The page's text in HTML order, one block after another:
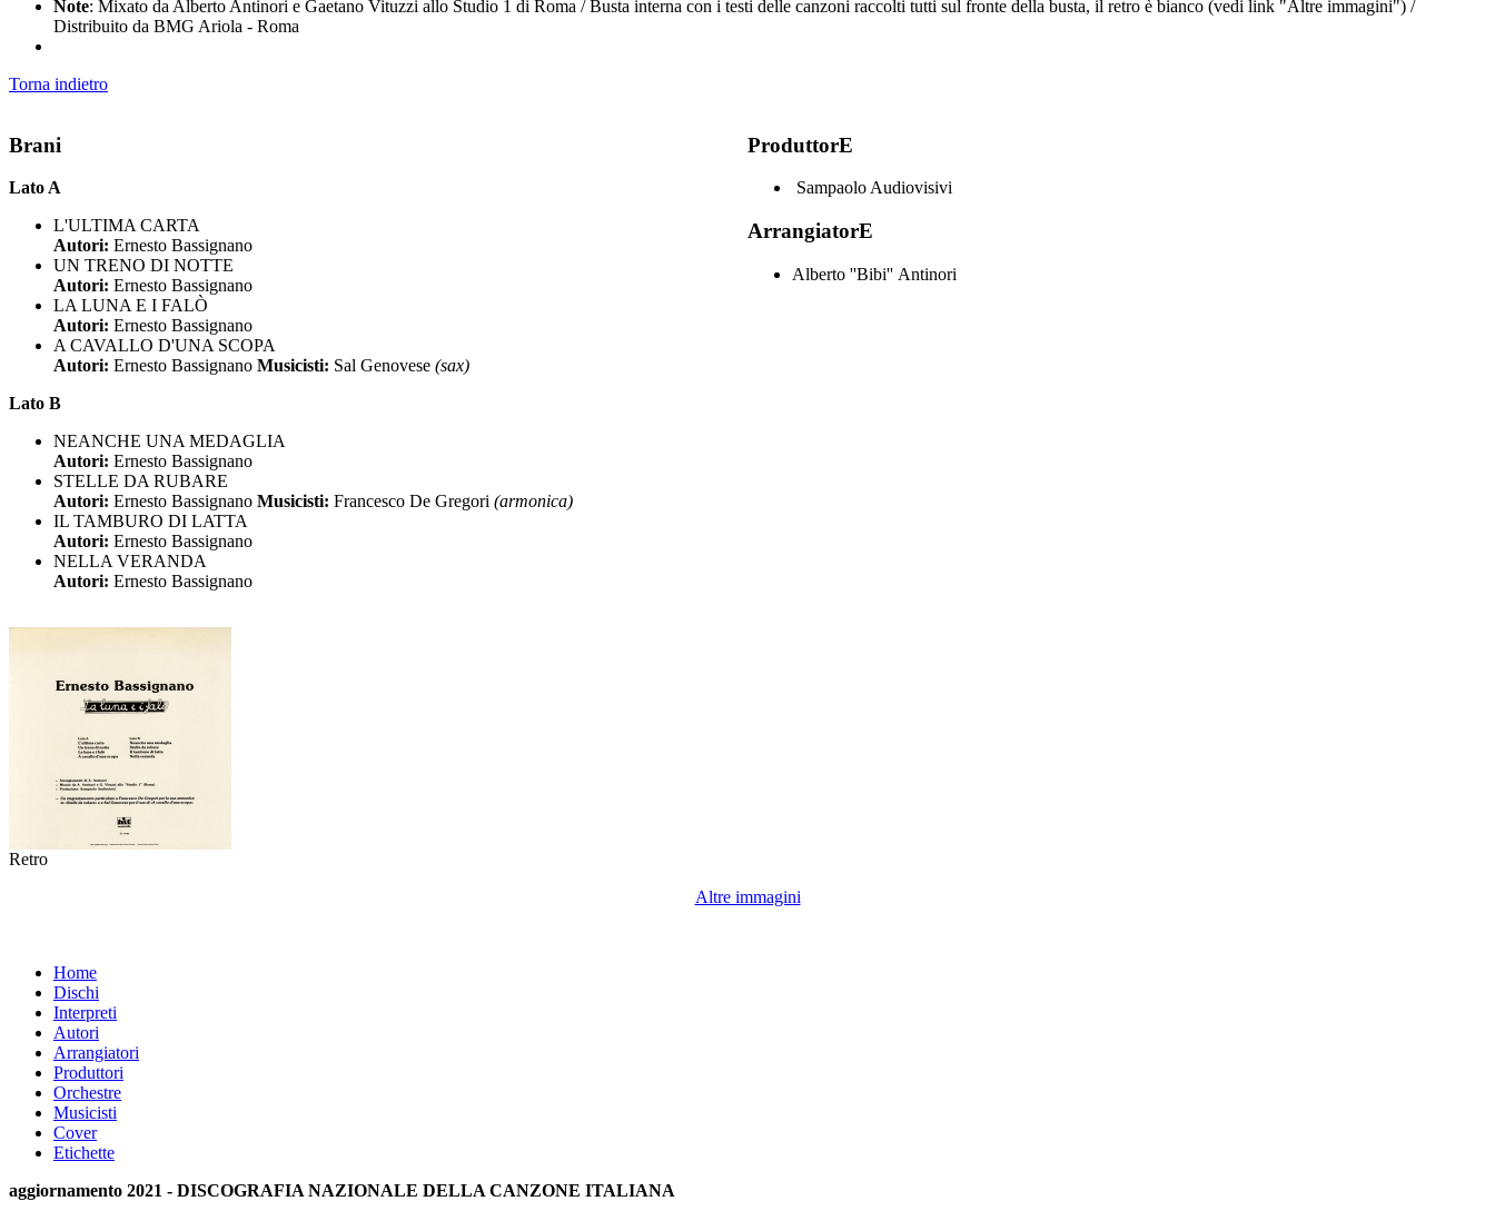
Note: Mixato da Alberto Antinori e Gaetano Vituzzi allo Studio 1 di Roma / Busta interna con i testi delle canzoni raccolti tutti sul fronte della busta, il retro è bianco (vedi link "Altre immagini") /
Distribuito da BMG Ariola - Roma
Torna indietro
Brani
Lato A
L'ULTIMA CARTA
Autori: Ernesto Bassignano
UN TRENO DI NOTTE
Autori: Ernesto Bassignano
LA LUNA E I FALÒ
Autori: Ernesto Bassignano
A CAVALLO D'UNA SCOPA
Autori: Ernesto Bassignano Musicisti: Sal Genovese (sax)
Lato B
NEANCHE UNA MEDAGLIA
Autori: Ernesto Bassignano
STELLE DA RUBARE
Autori: Ernesto Bassignano Musicisti: Francesco De Gregori (armonica)
IL TAMBURO DI LATTA
Autori: Ernesto Bassignano
NELLA VERANDA
Autori: Ernesto Bassignano
ProduttorE
Sampaolo Audiovisivi
ArrangiatorE
Alberto ''Bibi'' Antinori
Retro
Altre immagini
Home
Dischi
Interpreti
Autori
Arrangiatori
Produttori
Orchestre
Musicisti
Cover
Etichette
aggiornamento 2021 - DISCOGRAFIA NAZIONALE DELLA CANZONE ITALIANA